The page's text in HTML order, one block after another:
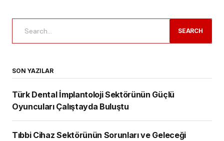
SEARCH
SON YAZILAR
Türk Dental İmplantoloji Sektörünün Güçlü
Oyuncuları Çalıştayda Buluştu
Tıbbi Cihaz Sektörünün Sorunları ve Geleceği